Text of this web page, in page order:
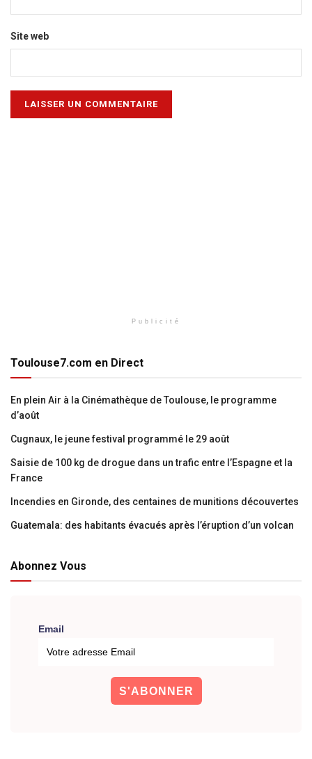
Site web
Publicité
Toulouse7.com en Direct
En plein Air à la Cinémathèque de Toulouse, le programme
d’août
Cugnaux, le jeune festival programmé le 29 août
Saisie de 100 kg de drogue dans un trafic entre l’Espagne et la
France
Incendies en Gironde, des centaines de munitions découvertes
Guatemala: des habitants évacués après l’éruption d’un volcan
Abonnez Vous
Email